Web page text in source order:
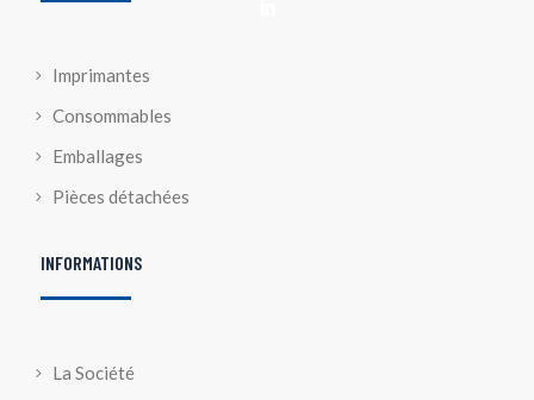
Imprimantes
Consommables
Emballages
Pièces détachées
INFORMATIONS
La Société